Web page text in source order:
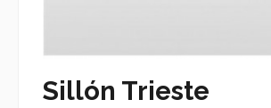
Sillón Trieste